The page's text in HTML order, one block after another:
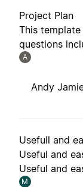
Project Plan
This
questions
A
Andy
Usefull and
Useful and
Useful and
M